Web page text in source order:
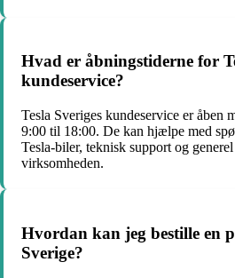
Hvad er åbningstiderne for
kundeservice?
Tesla Sveriges kundeservice er åben
9:00 til 18:00. De kan hjælpe med
Tesla-biler, teknisk support og
virksomheden.
Hvordan kan jeg bestille en
Sverige?